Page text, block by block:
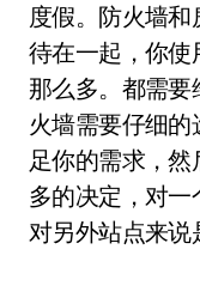
度假。防火墙
待在一起，你
那么多。都需
火墙需要仔细
足你的需求，
多的决定，对
对另外站点来说